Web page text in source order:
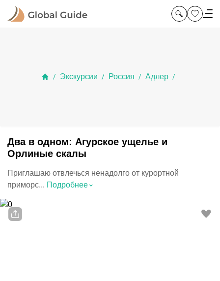
/ Экскурсии / Россия / Адлер /
Два в одном: Агурское ущелье и
Орлиные скалы
Приглашаю отвлечься ненадолго от курортной
приморс... Подробнее⌃